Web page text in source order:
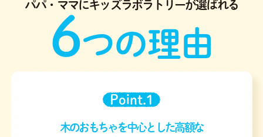
パパ・ママにキッズラボラトリーが選ばれる
6つの理由
Point.1
木のおもちゃを中心とした高額な